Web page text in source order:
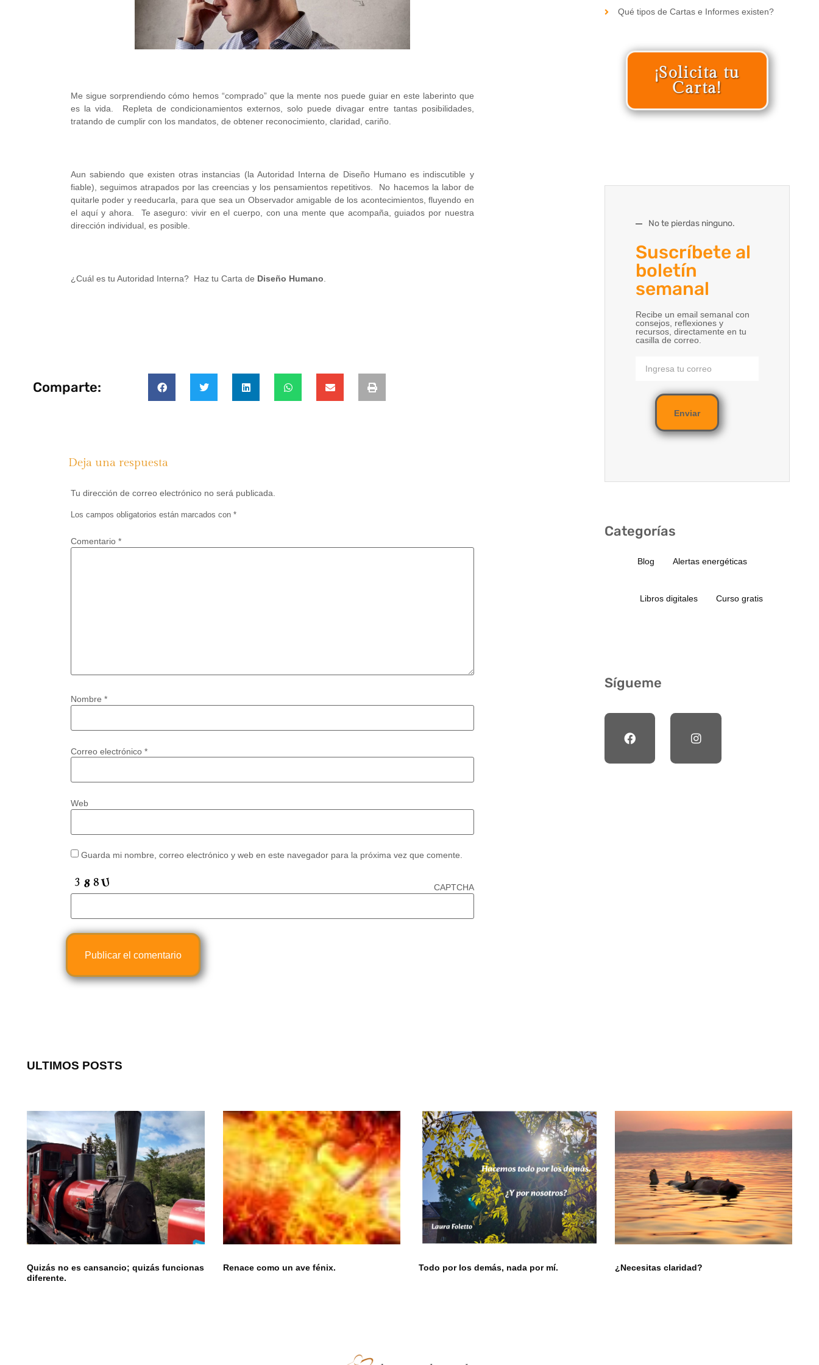
Me sigue sorprendiendo cómo hemos “comprado” que la mente nos puede guiar en este laberinto que
es la vida. Repleta de condicionamientos externos, solo puede divagar entre tantas posibilidades,
tratando de cumplir con los mandatos, de obtener reconocimiento, claridad, cariño.
Aun sabiendo que existen otras instancias (la Autoridad Interna de Diseño Humano es indiscutible y
fiable), seguimos atrapados por las creencias y los pensamientos repetitivos. No hacemos la labor de
quitarle poder y reeducarla, para que sea un Observador amigable de los acontecimientos, fluyendo en
el aquí y ahora. Te aseguro: vivir en el cuerpo, con una mente que acompaña, guiados por nuestra
dirección individual, es posible.
¿Cuál es tu Autoridad Interna? Haz tu Carta de Diseño Humano
Comparte:
Deja una respuesta
Tu dirección de correo electrónico no será publicada.
Los campos obligatorios están marcados con *
Comentario *
Nombre *
Correo electrónico *
Web
Guarda mi nombre, correo electrónico y web en este navegador para la próxima vez que comente.
CAPTCHA
Qué tipos de Cartas e Informes existen?
¡Solicita tu
Carta!
No te pierdas ninguno.
Suscríbete al
boletín
semanal
Recibe un email semanal con
consejos, reflexiones y
recursos, directamente en tu
casilla de correo.
Enviar
Categorías
Blog Alertas energéticas
Libros digitales Curso gratis
Sígueme
ULTIMOS POSTS
Quizás no es cansancio; quizás funcionas
diferente.
Renace como un ave fénix. Todo por los demás, nada por mí. ¿Necesitas claridad?